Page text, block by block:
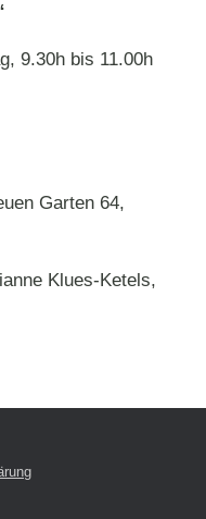
9.30h bis 11.00h
Garten 64,
Klues-Ketels,